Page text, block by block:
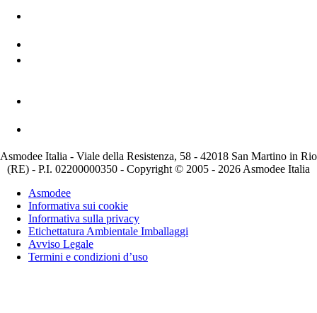
Asmodee Italia - Viale della Resistenza, 58 - 42018 San Martino in Rio
(RE) - P.I. 02200000350 - Copyright © 2005 - 2026 Asmodee Italia
Asmodee
Informativa sui cookie
Informativa sulla privacy
Etichettatura Ambientale Imballaggi
Avviso Legale
Termini e condizioni d’uso